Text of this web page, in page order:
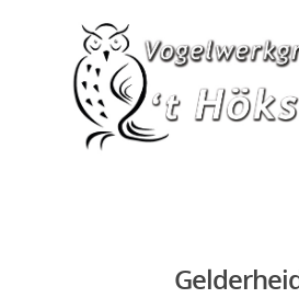
Hit enter to search or ESC to close